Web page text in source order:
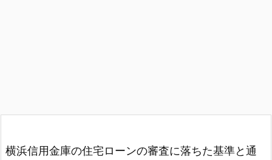
横浜信用金庫の住宅ローンの審査に落ちた基準と通